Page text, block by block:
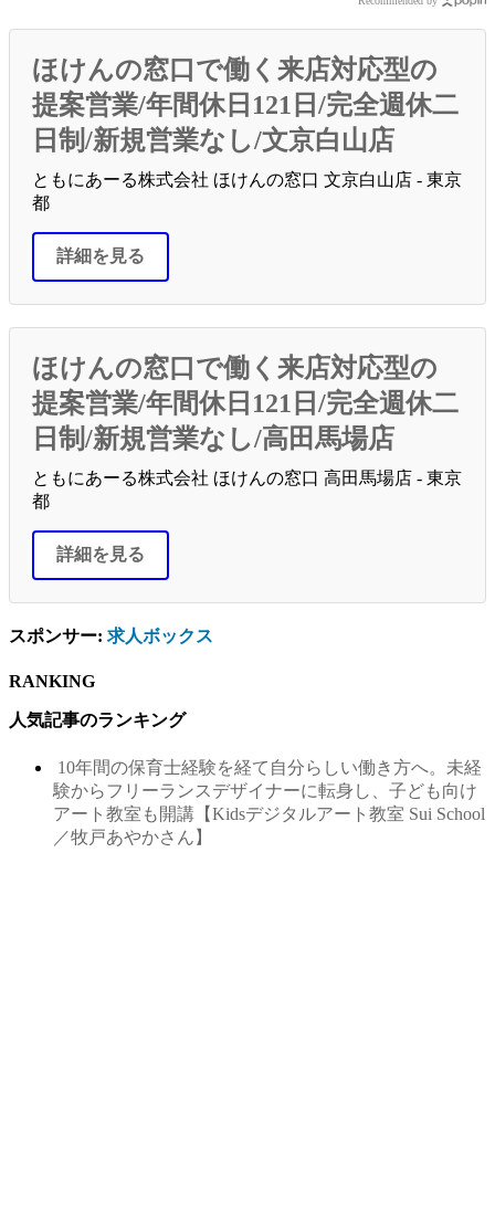
ほけんの窓口で働く来店対応型の
提案営業/年間休日121日/完全週休二
日制/新規営業なし/文京白山店
ともにあーる株式会社 ほけんの窓口 文京白山店 - 東京
都
詳細を見る
ほけんの窓口で働く来店対応型の
提案営業/年間休日121日/完全週休二
日制/新規営業なし/高田馬場店
ともにあーる株式会社 ほけんの窓口 高田馬場店 - 東京
都
詳細を見る
スポンサー: 求人ボックス
RANKING
人気記事のランキング
10年間の保育士経験を経て自分らしい働き方へ。未経
験からフリーランスデザイナーに転身し、子ども向け
アート教室も開講【Kidsデジタルアート教室 Sui School
／牧戸あやかさん】